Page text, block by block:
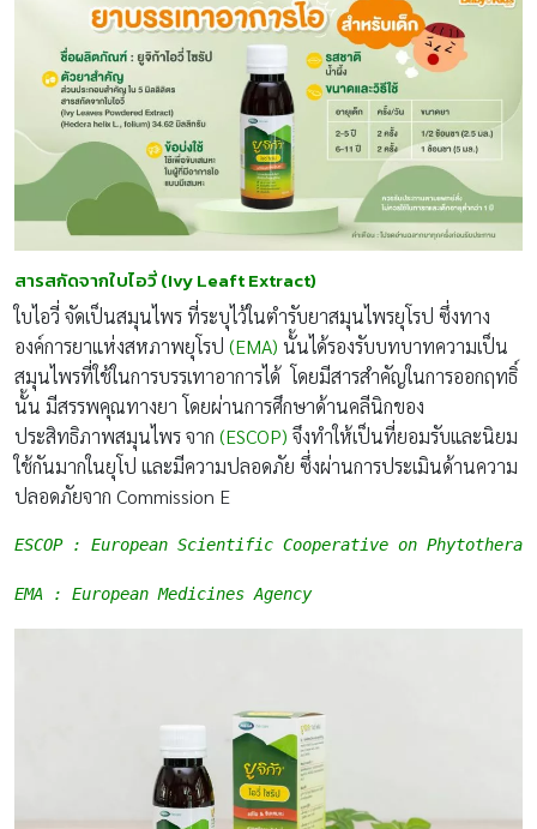
สารสกัดจากใบไอวี่ (Ivy Leaft Extract)
ใบไอวี่ จัดเป็นสมุนไพร ที่ระบุไว้ในตำรับยาสมุนไพรยุโรป ซึ่งทาง
องค์การยาแห่งสหภาพยุโรป (EMA) นั้นได้รองรับบทบาทความเป็น
สมุนไพรที่ใช้ในการบรรเทาอาการได้ โดยมีสารสำคัญในการออกฤทธิ์
นั้น มีสรรพคุณทางยา โดยผ่านการศึกษาด้านคลีนิกของ
ประสิทธิภาพสมุนไพร จาก (ESCOP) จึงทำให้เป็นที่ยอมรับและนิยม
ใช้กันมากในยุโป และมีความปลอดภัย ซึ่งผ่านการประเมินด้านความ
ปลอดภัยจาก Commission E
ESCOP : European Scientific Cooperative on
EMA : European Medicines Agency